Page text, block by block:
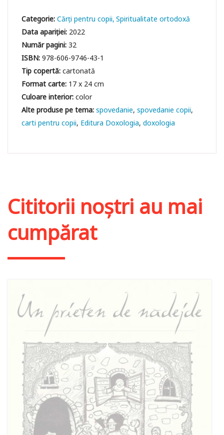
Categorie:Cărți pentru copii Spiritualitate ortodoxă
Data apariției: 2022
Număr pagini:32
ISBN:978-606-9746-43-1
Tip copertă:cartonată
Format carte: 17 x 24 cm
Culoare interior:color
spovedanie spovedanie copii
carti pentru copii Editura Doxologia doxologia
Cititorii noștri au mai
cumpărat